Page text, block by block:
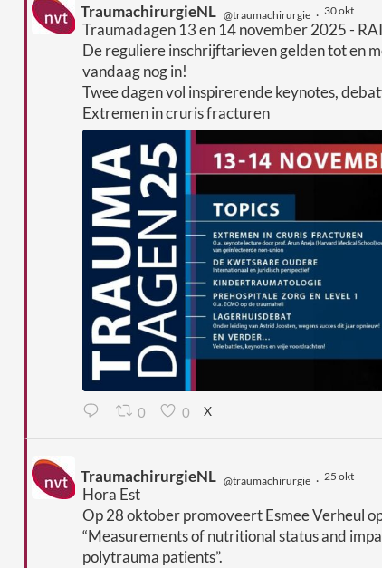
TraumachirurgieNL @traumachirurgie · 30 okt
Traumadagen 13 en 14 november 2025 -
De reguliere inschrijftarieven gelden tot en
vandaag nog in!
Twee dagen vol inspirerende keynotes,
Extremen in cruris fracturen
0 0 X
TraumachirurgieNL @traumachirurgie · 25 okt
Hora Est
Op 28 oktober promoveert Esmee Verheul
“Measurements of nutritional status and
polytrauma patients”.